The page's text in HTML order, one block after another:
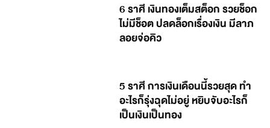
6 ราศี เงินทองเต็มสต็อก รวยช็อก
ไม่มีช็อต ปลดล็อกเรื่องเงิน มีลาภ
ลอยจ่อคิว
5 ราศี การเงินเดือนนี้รวยสุด ทำ
อะไรก็รุ่งฉุดไม่อยู่ หยิบจับอะไรก็
เป็นเงินเป็นทอง